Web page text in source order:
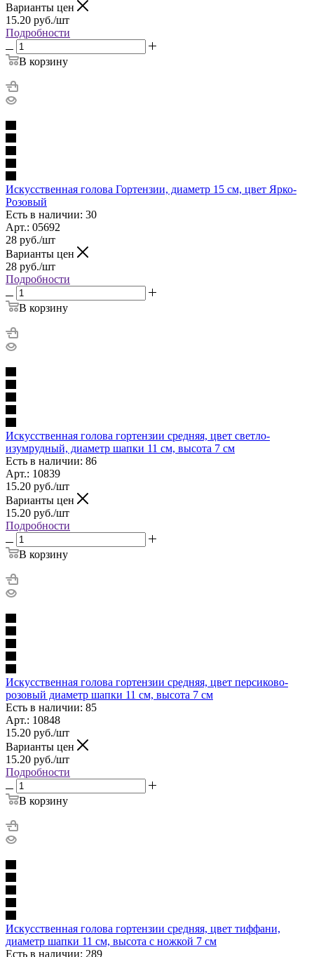
Варианты цен
15.20 руб./шт
Подробности
В корзину
Искусственная голова Гортензии, диаметр 15 см, цвет Ярко-
Розовый
Есть в наличии: 30
Арт.: 05692
28 руб./шт
Варианты цен
28 руб./шт
Подробности
В корзину
Искусственная голова гортензии средняя, цвет светло-
изумрудный, диаметр шапки 11 см, высота 7 см
Есть в наличии: 86
Арт.: 10839
15.20 руб./шт
Варианты цен
15.20 руб./шт
Подробности
В корзину
Искусственная голова гортензии средняя, цвет персиково-
розовый диаметр шапки 11 см, высота 7 см
Есть в наличии: 85
Арт.: 10848
15.20 руб./шт
Варианты цен
15.20 руб./шт
Подробности
В корзину
Искусственная голова гортензии средняя, цвет тиффани,
диаметр шапки 11 см, высота с ножкой 7 см
Есть в наличии: 289